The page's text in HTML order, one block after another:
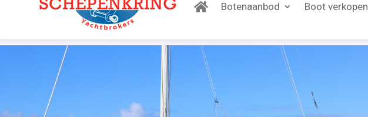
Botenaanbod Boot verkopen